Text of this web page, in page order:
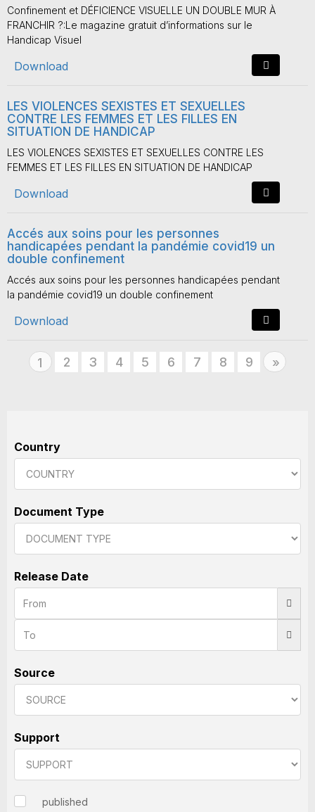
Confinement et DÉFICIENCE VISUELLE UN DOUBLE MUR À
FRANCHIR ?:Le magazine gratuit d’informations sur le
Handicap Visuel
Download
LES VIOLENCES SEXISTES ET SEXUELLES
CONTRE LES FEMMES ET LES FILLES EN
SITUATION DE HANDICAP
LES VIOLENCES SEXISTES ET SEXUELLES CONTRE LES
FEMMES ET LES FILLES EN SITUATION DE HANDICAP
Download
Accés aux soins pour les personnes
handicapées pendant la pandémie covid19 un
double confinement
Accés aux soins pour les personnes handicapées pendant
la pandémie covid19 un double confinement
Download
1 2 3 4 5 6 7 8 9 »Next
Country
Document Type
Release Date
Source
Support
published